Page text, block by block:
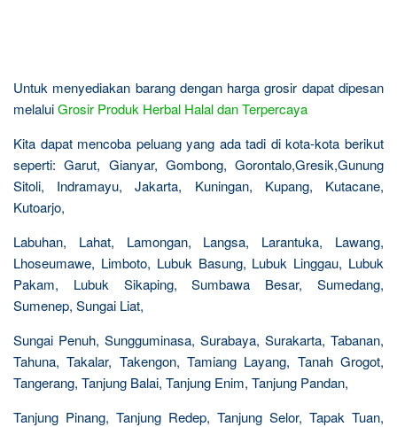
Untuk menyediakan barang dengan harga grosir dapat dipesan
melaluiGrosir Produk Herbal Halal dan Terpercaya
Kita dapat mencoba peluang yang ada tadi di kota-kota berikut
seperti: Garut, Gianyar, Gombong, Gorontalo,Gresik,Gunung
Sitoli, Indramayu, Jakarta, Kuningan, Kupang, Kutacane,
Kutoarjo,
Labuhan, Lahat, Lamongan, Langsa, Larantuka, Lawang,
Lhoseumawe, Limboto, Lubuk Basung, Lubuk Linggau, Lubuk
Pakam, Lubuk Sikaping, Sumbawa Besar, Sumedang,
Sumenep, Sungai Liat,
Sungai Penuh, Sungguminasa, Surabaya, Surakarta, Tabanan,
Tahuna, Takalar, Takengon, Tamiang Layang, Tanah Grogot,
Tangerang, Tanjung Balai, Tanjung Enim, Tanjung Pandan,
Tanjung Pinang, Tanjung Redep, Tanjung Selor, Tapak Tuan,